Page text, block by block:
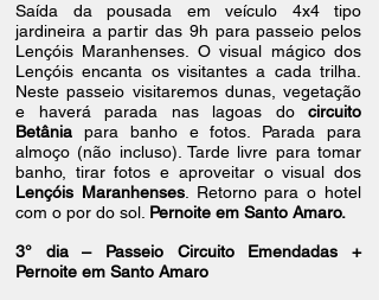
Saída da pousada em veículo 4x4 tipo
jardineira a partir das 9h para passeio pelos
Lençóis Maranhenses. O visual mágico dos
Lençóis encanta os visitantes a cada trilha.
Neste passeio visitaremos dunas, vegetação
e haverá parada nas lagoas do circuito
Betânia para banho e fotos. Parada para
almoço (não incluso). Tarde livre para tomar
banho, tirar fotos e aproveitar o visual dos
Lençóis Maranhenses. Retorno para o hotel
com o por do sol. Pernoite em Santo Amaro.
3° dia – Passeio Circuito Emendadas +
Pernoite em Santo Amaro